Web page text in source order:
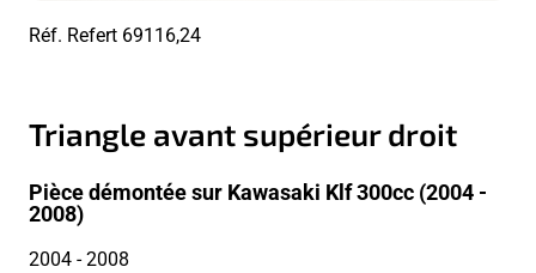
Réf. Refert 69116,24
Triangle avant supérieur droit
Pièce démontée sur Kawasaki Klf 300cc (2004 -
2008)
2004- 2008